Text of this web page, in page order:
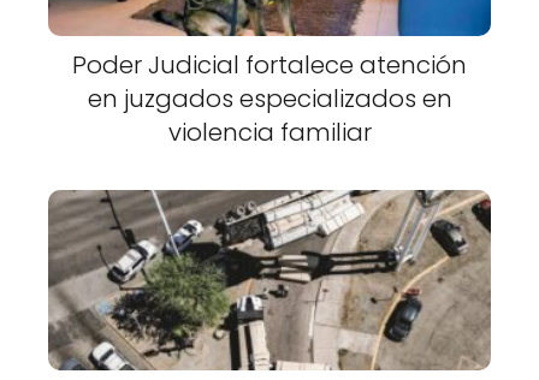
Poder Judicial fortalece atención
en juzgados especializados en
violencia familiar